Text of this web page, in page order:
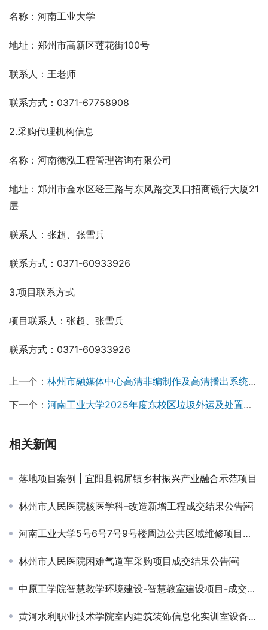
名称：河南工业大学
地址：郑州市高新区莲花街100号
联系人：王老师
联系方式：0371-67758908
2.采购代理机构信息
名称：河南德泓工程管理咨询有限公司
地址：郑州市金水区经三路与东风路交叉口招商银行大厦21
层
联系人：张超、张雪兵
联系方式：0371-60933926
3.项目联系方式
项目联系人：张超、张雪兵
联系方式：0371-60933926
上一个： 林州市融媒体中心高清非编制作及高清播出系统采购项目成交公告
下一个： 河南工业大学2025年度东校区垃圾外运及处置服务项目-竞争性磋商公告
相关新闻
落地项目案例 | 宜阳县锦屏镇乡村振兴产业融合示范项目
林州市人民医院核医学科–改造新增工程成交结果公告￼
河南工业大学5号6号7号9号楼周边公共区域维修项目（二次）-竞争性磋商公告
林州市人民医院困难气道车采购项目成交结果公告￼
中原工学院智慧教学环境建设-智慧教室建设项目-成交公告
黄河水利职业技术学院室内建筑装饰信息化实训室设备采购项目成交公告